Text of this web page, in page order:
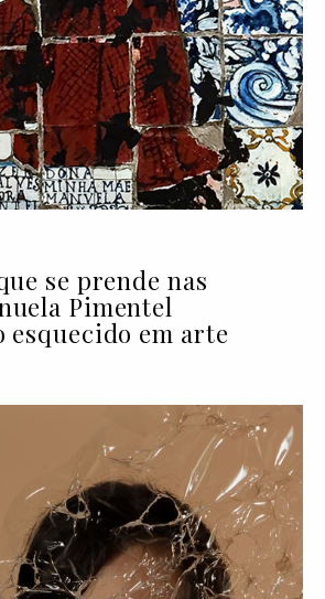
se prende nas
Pimentel
em arte